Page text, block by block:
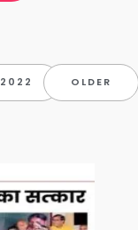
2022 OLDER